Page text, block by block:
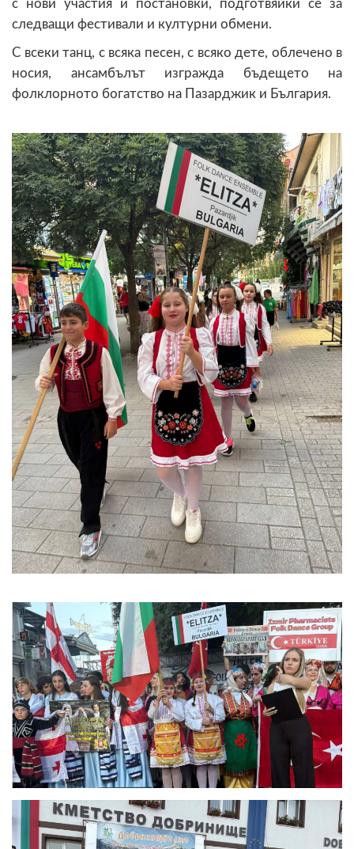
с нови участия и постановки, подготвяйки се за
следващи фестивали и културни обмени.
С всеки танц, с всяка песен, с всяко дете, облечено в
носия, ансамбълът изгражда бъдещето на
фолклорното богатство на Пазарджик и България.